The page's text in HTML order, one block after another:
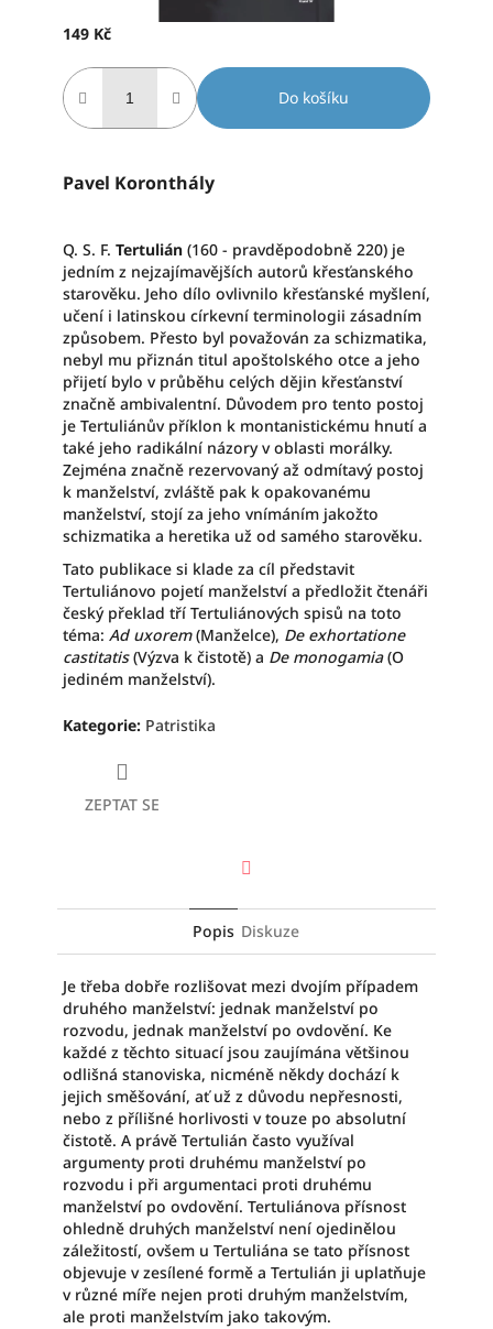
149 Kč
cena:
Do košíku
Pavel Koronthály
Q. S. F. Tertulián(160 - pravděpodobně 220) je
jedním z nejzajímavějších autorů křesťanského
starověku. Jeho dílo ovlivnilo křesťanské myšlení,
učení i latinskou církevní terminologii zásadním
způsobem. Přesto byl považován za schizmatika,
nebyl mu přiznán titul apoštolského otce a jeho
přijetí bylo v průběhu celých dějin křesťanství
značně ambivalentní. Důvodem pro tento postoj
je Tertuliánův příklon k montanistickému hnutí a
také jeho radikální názory v oblasti morálky.
Zejména značně rezervovaný až odmítavý postoj
k manželství, zvláště pak k opakovanému
manželství, stojí za jeho vnímáním jakožto
schizmatika a heretika už od samého starověku.
Tato publikace si klade za cíl představit
Tertuliánovo pojetí manželství a předložit čtenáři
český překlad tří Tertuliánových spisů na toto
téma: Ad uxorem(Manželce), De exhortatione
castitatis(Výzva k čistotě) a De monogamia(O
jediném manželství).
Kategorie: Patristika
ZEPTAT SE
Popis Diskuze
Je třeba dobře rozlišovat mezi dvojím případem
druhého manželství: jednak manželství po
rozvodu, jednak manželství po ovdovění. Ke
každé z těchto situací jsou zaujímána většinou
odlišná stanoviska, nicméně někdy dochází k
jejich směšování, ať už z důvodu nepřesnosti,
nebo z přílišné horlivosti v touze po absolutní
čistotě. A právě Tertulián často využíval
argumenty proti druhému manželství po
rozvodu i při argumentaci proti druhému
manželství po ovdovění. Tertuliánova přísnost
ohledně druhých manželství není ojedinělou
záležitostí, ovšem u Tertuliána se tato přísnost
objevuje v zesílené formě a Tertulián ji uplatňuje
v různé míře nejen proti druhým manželstvím,
ale proti manželstvím jako takovým.